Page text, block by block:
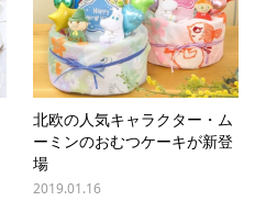
北欧の人気キャラクター・ム
ーミンのおむつケーキが新登
場
2019.01.16